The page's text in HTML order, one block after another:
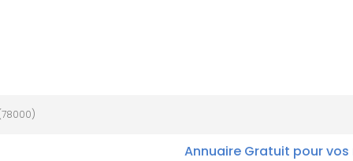
(78000)
Annuaire Gratuit pour